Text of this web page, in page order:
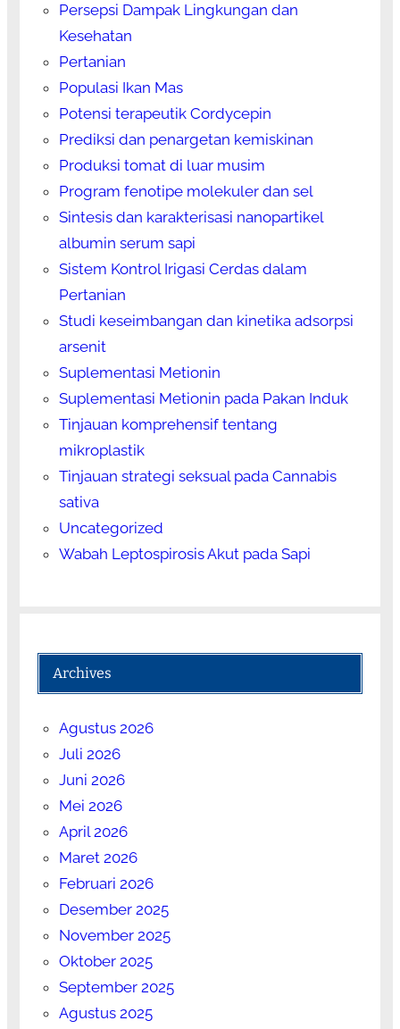
Persepsi Dampak Lingkungan dan
Kesehatan
Pertanian
Populasi Ikan Mas
Potensi terapeutik Cordycepin
Prediksi dan penargetan kemiskinan
Produksi tomat di luar musim
Program fenotipe molekuler dan sel
Sintesis dan karakterisasi nanopartikel
albumin serum sapi
Sistem Kontrol Irigasi Cerdas dalam
Pertanian
Studi keseimbangan dan kinetika adsorpsi
arsenit
Suplementasi Metionin
Suplementasi Metionin pada Pakan Induk
Tinjauan komprehensif tentang
mikroplastik
Tinjauan strategi seksual pada Cannabis
sativa
Uncategorized
Wabah Leptospirosis Akut pada Sapi
Archives
Agustus 2026
Juli 2026
Juni 2026
Mei 2026
April 2026
Maret 2026
Februari 2026
Desember 2025
November 2025
Oktober 2025
September 2025
Agustus 2025